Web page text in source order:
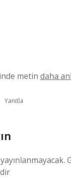
metin daha
Yanıtla